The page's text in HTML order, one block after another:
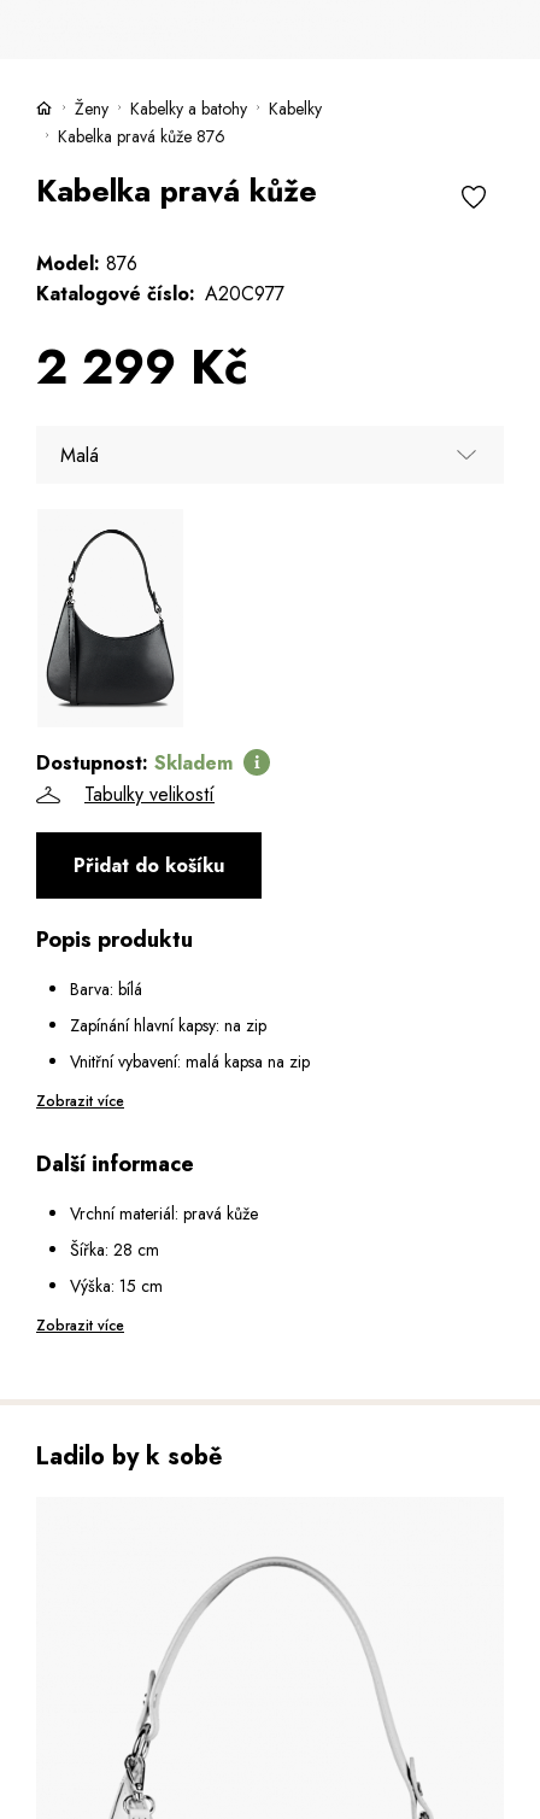
Ženy Kabelky a batohy
Kabelky
Kabelka pravá kůže 876
Kabelka pravá kůže
Model: 876
Katalogové číslo: A20C977
2 299 Kč
Malá
Dostupnost: Skladem
Tabulky velikostí
Přidat do košíku
Popis produktu
Barva: bílá
Zapínání hlavní kapsy: na zip
Vnitřní vybavení: malá kapsa na zip
Výška ucha: 24 cm
Zobrazit více
Další informace
Vrchní materiál: pravá kůže
Šířka: 28 cm
Výška: 15 cm
Hloubka: 5 cm
Zobrazit více
Ladilo by k sobě